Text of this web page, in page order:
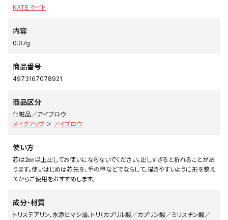
KATE ケイト
内容
0.07g
商品番号
4973167078921
商品区分
化粧品／アイブロウ
メイクアップ ＞ アイブロウ
使い方
芯は2㎜以上出してお使いにならないでください。出しすぎると折れることがあ
ります。使いはじめは芯先を、手の甲などでならして、描きやすいように形を整え
てからご使用をおすすめします。
成分・材質
トリステアリン、水添ヒマシ油、トリ（カプリル酸／カプリン酸／ミリスチン酸／